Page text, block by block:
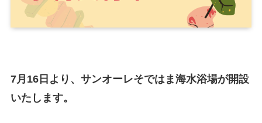
7月16日より、サンオーレそではま海水浴場が開設
いたします。